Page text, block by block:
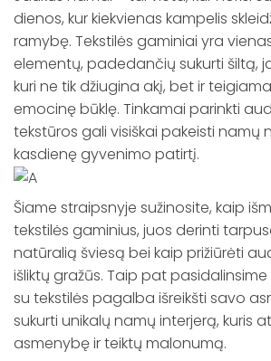
dienos, kur kiekvienas kampelis
ramybę. Tekstilės gaminiai yra
elementų, padedančių sukurti šiltą,
kuri ne tik džiugina akį, bet ir
emocinę būklę. Tinkamai parinkti
tekstūros gali visiškai pakeisti namų
kasdienę gyvenimo patirtį.
Šiame straipsnyje sužinosite, kaip
tekstilės gaminius, juos derinti
natūralią šviesą bei kaip prižiūrėti
išliktų gražūs. Taip pat
su tekstilės pagalba išreikšti savo
sukurti unikalų namų interjerą, kuris
asmenybę ir teiktų malonumą.